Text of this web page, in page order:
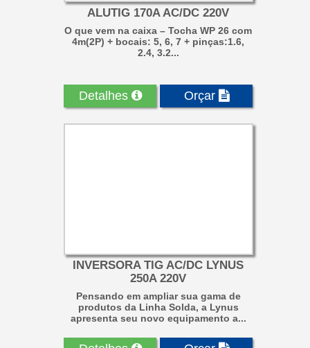
ALUTIG 170A AC/DC 220V
O que vem na caixa – Tocha WP 26 com
4m(2P) + bocais: 5, 6, 7 + pinças:1.6,
2.4, 3.2...
Detalhes Orçar
INVERSORA TIG AC/DC LYNUS
250A 220V
Pensando em ampliar sua gama de
produtos da Linha Solda, a Lynus
apresenta seu novo equipamento a...